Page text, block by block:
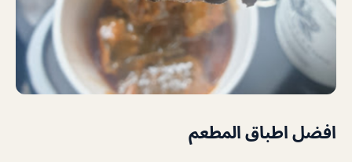
افضل اطباق المطعم